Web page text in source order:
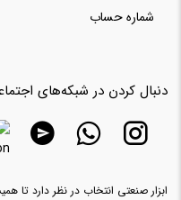
شماره حساب
دنبال کردن در شبکه‌های
ابزار صنعتی انتخاب در نظر دارد تا